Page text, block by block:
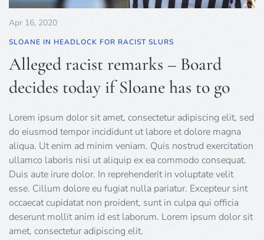
Apr 16, 2020
SLOANE IN HEADLOCK FOR RACIST SLURS
Alleged racist remarks – Board
decides today if Sloane has to go
Lorem ipsum dolor sit amet, consectetur adipiscing elit, sed
do eiusmod tempor incididunt ut labore et dolore magna
aliqua. Ut enim ad minim veniam. Quis nostrud exercitation
ullamco laboris nisi ut aliquip ex ea commodo consequat.
Duis aute irure dolor. In reprehenderit in voluptate velit
esse. Cillum dolore eu fugiat nulla pariatur. Excepteur sint
occaecat cupidatat non proident, sunt in culpa qui officia
deserunt mollit anim id est laborum. Lorem ipsum dolor sit
amet, consectetur adipiscing elit.